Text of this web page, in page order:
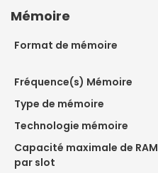
Mémoire
Format de mémoire
Fréquence(s) Mémoire
Type de mémoire
Technologie mémoire
Capacité maximale de RAM
par slot